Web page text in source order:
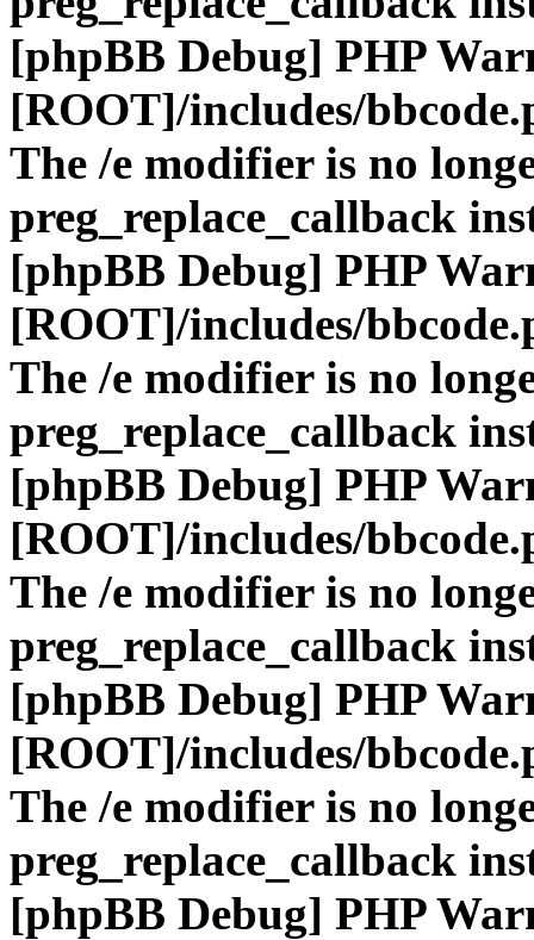
[phpBB Debug] PHP
[ROOT]/includes/
The /e modifier is no
preg_replace_callback
[phpBB Debug] PHP
[ROOT]/includes/
The /e modifier is no
preg_replace_callback
[phpBB Debug] PHP
[ROOT]/includes/
The /e modifier is no
preg_replace_callback
[phpBB Debug] PHP
[ROOT]/includes/
The /e modifier is no
preg_replace_callback
[phpBB Debug] PHP